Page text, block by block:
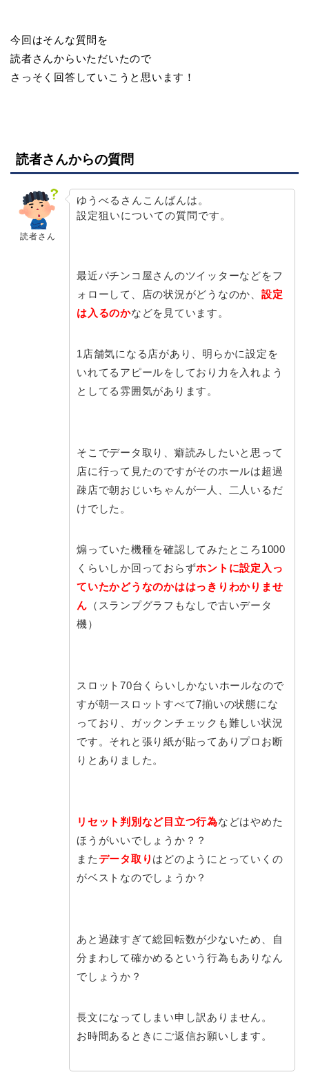
今回はそんな質問を
読者さんからいただいたので
さっそく回答していこうと思います！
読者さんからの質問
読者さん
ゆうべるさんこんばんは。
設定狙いについての質問です。
最近パチンコ屋さんのツイッターなどをフ
ォローして、店の状況がどうなのか、 設定
は入るのかなどを見ています。
1店舗気になる店があり、明らかに設定を
いれてるアピールをしており力を入れよう
としてる雰囲気があります。
そこでデータ取り、癖読みしたいと思って
店に行って見たのですがそのホールは超過
疎店で朝おじいちゃんが一人、二人いるだ
けでした。
煽っていた機種を確認してみたところ1000
くらいしか回っておらずホントに設定入っ
ていたかどうなのかははっきりわかりませ
ん （スランプグラフもなしで古いデータ
機）
スロット70台くらいしかないホールなので
すが朝一スロットすべて7揃いの状態にな
っており、ガックンチェックも難しい状況
です。それと張り紙が貼ってありプロお断
りとありました。
リセット判別など目立つ行為などはやめた
ほうがいいでしょうか？？
またデータ取り はどのようにとっていくの
がベストなのでしょうか？
あと過疎すぎて総回転数が少ないため、自
分まわして確かめるという行為もありなん
でしょうか？
長文になってしまい申し訳ありません。
お時間あるときにご返信お願いします。